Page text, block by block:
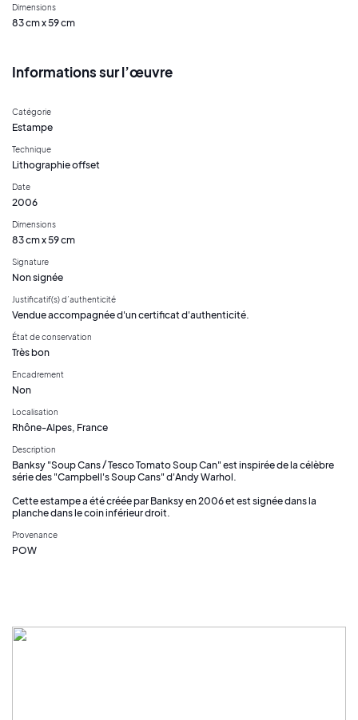
Dimensions
83 cm x 59 cm
Informations sur l’œuvre
Catégorie
Estampe
Technique
Lithographie offset
Date
2006
Dimensions
83 cm x 59 cm
Signature
Non signée
Justificatif(s) d’authenticité
Vendue accompagnée d'un certificat d'authenticité.
État de conservation
Très bon
Encadrement
Non
Localisation
Rhône-Alpes, France
Description
Banksy "Soup Cans / Tesco Tomato Soup Can" est inspirée de la célèbre
série des "Campbell's Soup Cans" d'Andy Warhol.
Cette estampe a été créée par Banksy en 2006 et est signée dans la
planche dans le coin inférieur droit.
Provenance
POW